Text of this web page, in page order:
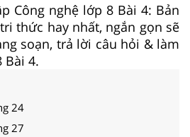
Công nghệ lớp 8 Bài 4: Bản
thức hay nhất, ngắn gọn sẽ
soạn, trả lời câu hỏi & làm
Bài 4.
24
27